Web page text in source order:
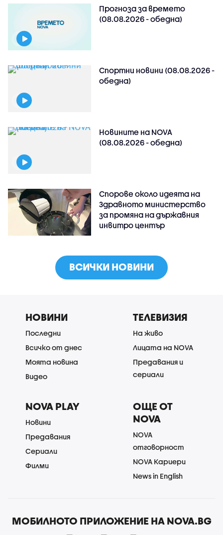
Прогноза за времето
(08.08.2026 - обедна)
Спортни новини (08.08.2026 -
обедна)
Новините на NOVA
(08.08.2026 - обедна)
Спорове около идеята на
Здравното министерство
за промяна на държавния
инвитро център
ВСИЧКИ НОВИНИ
НОВИНИ
Последни
Всичко от днес
Моята новина
Видео
ТЕЛЕВИЗИЯ
На живо
Лицата на NOVA
Предавания и
сериали
NOVA PLAY
Новини
Предавания
Сериали
Филми
ОЩЕ ОТ
NOVA
NOVA
отговорност
NOVA Кариери
News in English
МОБИЛНОТО ПРИЛОЖЕНИЕ НА NOVA.BG